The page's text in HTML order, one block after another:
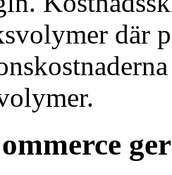
där